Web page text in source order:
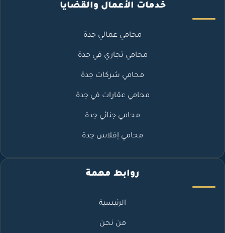
خدمات الأعمال والقضايا
محامي عمالي جدة
محامي تجاري في جدة
محامي شركات جدة
محامي عقارات في جدة
محامي جنائي جدة
محامي إفلاس جدة
روابط مهمة
الرئيسية
من نحن